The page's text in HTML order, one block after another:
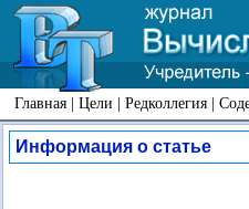
Главная | Цели | Редколлегия |
Информация о статье